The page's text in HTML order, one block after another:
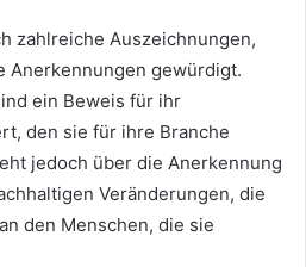
zahlreiche Auszeichnungen,
Anerkennungen gewürdigt.
ein Beweis für ihr
den sie für ihre Branche
jedoch über die Anerkennung
Veränderungen, die
den Menschen, die sie